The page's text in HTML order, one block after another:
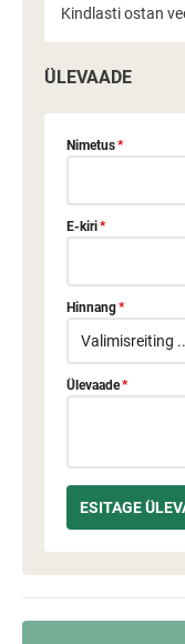
Kindlasti ostan
ÜLEVAADE
Nimetus*
E-kiri*
Hinnang*
Ülevaade*